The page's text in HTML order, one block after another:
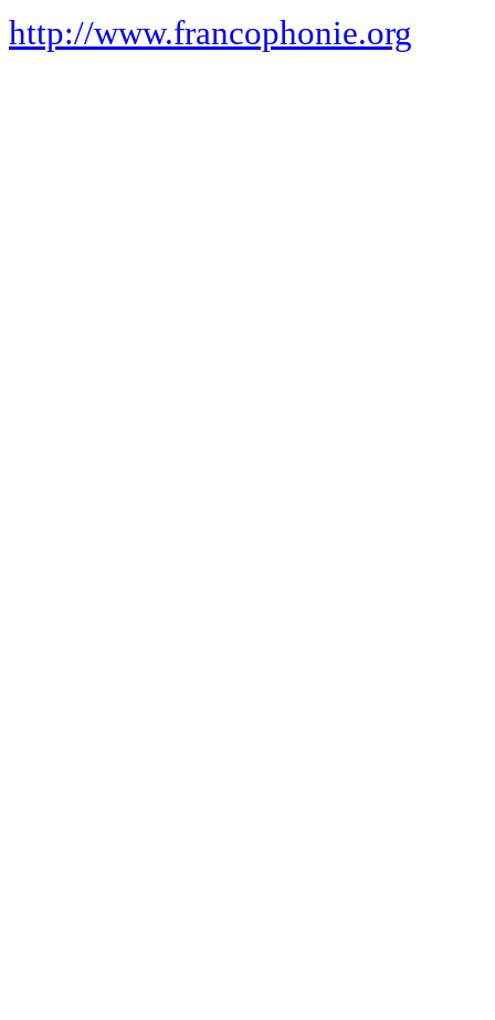
http://www.francophonie.org